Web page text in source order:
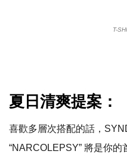
T-
夏日清爽提案：
喜歡多層次搭配的話，
“NARCOLEPSY” 將是你的